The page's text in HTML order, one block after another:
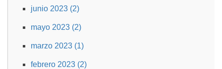
junio 2023 (2)
mayo 2023 (2)
marzo 2023 (1)
febrero 2023 (2)